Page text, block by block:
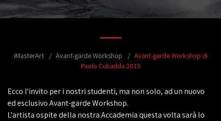
iMasterArt Avant-garde Workshop
Avant-garde Workshop di
Paolo Cubadda 2015
Ecco l'invito per i nostri studenti, ma non solo, ad un nuovo
ed esclusivo Avant-garde Workshop.
L'artista ospite della nostra Accademia questa volta sarà lo